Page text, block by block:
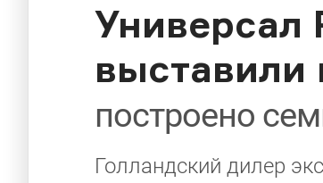
Универсал
построено
Голландский дилер